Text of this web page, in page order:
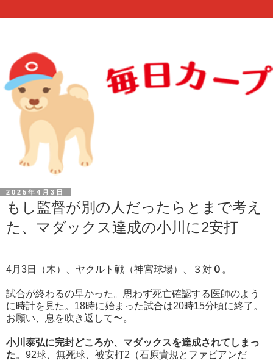
2025年4月3日
もし監督が別の人だったらとまで考え
た、マダックス達成の小川に2安打
4月3日（木）、ヤクルト戦（神宮球場）、３対０ 。
試合が終わるの早かった。思わず死亡確認する医師のよう
に時計を見た。18時に始まった試合は20時15分頃に終了。
お願い、息を吹き返して〜。
小川泰弘に完封どころか、マダックスを達成されてしまっ
た。92球、無死球、被安打2（石原貴規とファビアンだ